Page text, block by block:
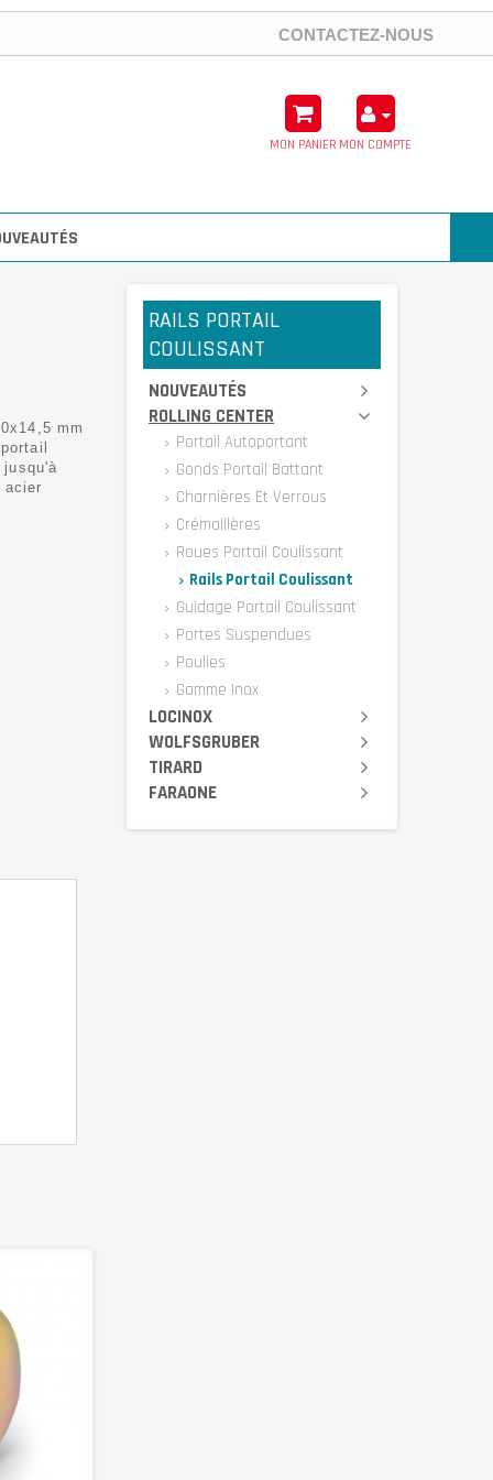
CONTACTEZ-NOUS
MON PANIER MON COMPTE
mm
RAILS PORTAIL
COULISSANT
NOUVEAUTÉS
ROLLING CENTER
Portail Autoportant
Gonds Portail Battant
Charnières Et Verrous
Crémaillères
Roues Portail Coulissant
Rails Portail Coulissant
Guidage Portail Coulissant
Portes Suspendues
Poulies
Gamme Inox
LOCINOX
WOLFSGRUBER
TIRARD
FARAONE